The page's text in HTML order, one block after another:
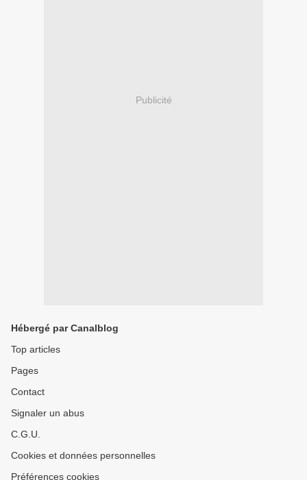
Publicité
Hébergé par Canalblog
Top articles
Pages
Contact
Signaler un abus
C.G.U.
Cookies et données personnelles
Préférences cookies